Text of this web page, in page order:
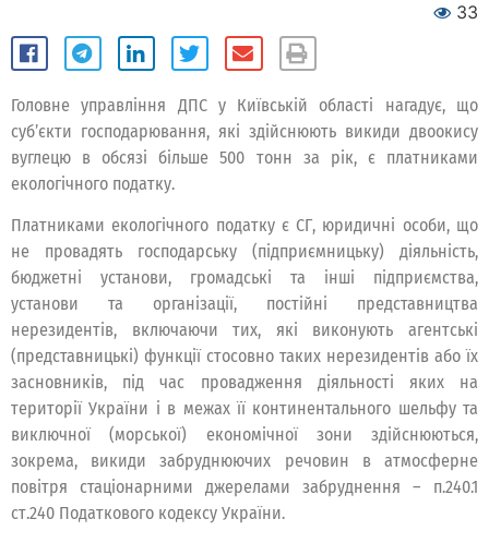
33
Головне управління ДПС у Київській області нагадує, що
суб’єкти господарювання, які здійснюють викиди двоокису
вуглецю в обсязі більше 500 тонн за рік, є платниками
екологічного податку.
Платниками екологічного податку є СГ, юридичні особи, що
не провадять господарську (підприємницьку) діяльність,
бюджетні установи, громадські та інші підприємства,
установи та організації, постійні представництва
нерезидентів, включаючи тих, які виконують агентські
(представницькі) функції стосовно таких нерезидентів або їх
засновників, під час провадження діяльності яких на
території України і в межах її континентального шельфу та
виключної (морської) економічної зони здійснюються,
зокрема, викиди забруднюючих речовин в атмосферне
повітря стаціонарними джерелами забруднення – п.240.1
ст.240 Податкового кодексу України.